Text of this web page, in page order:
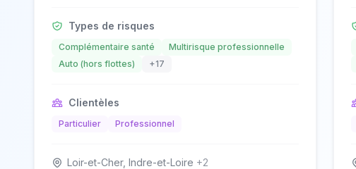
Types de risques
Complémentaire santé
Multirisque professionnelle
Auto (hors flottes)
+17
Clientèles
Particulier Professionnel
Loir-et-Cher, Indre-et-Loire +2